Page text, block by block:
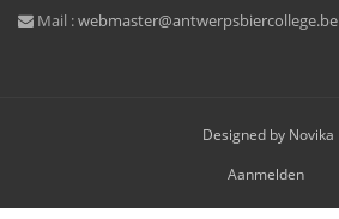
Mail :webmaster@antwerpsbiercollege.be
Designed by Novika
Aanmelden